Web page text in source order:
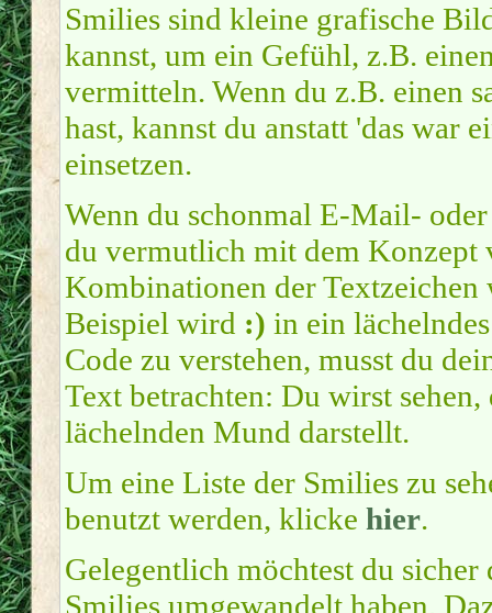
Smilies sind kleine grafische
kannst, um ein Gefühl, z.B.
vermitteln. Wenn du z.B. einen
hast, kannst du anstatt 'das war
einsetzen.
Wenn du schonmal E-Mail-
du vermutlich mit dem Konzept
Kombinationen der
Beispiel wird :) in ein
Code zu verstehen, musst du
Text betrachten: Du wirst sehen,
lächelnden Mund darstellt.
Um eine Liste der Smilies zu
benutzt werden, klicke hier.
Gelegentlich möchtest du
Smilies umgewandelt haben.